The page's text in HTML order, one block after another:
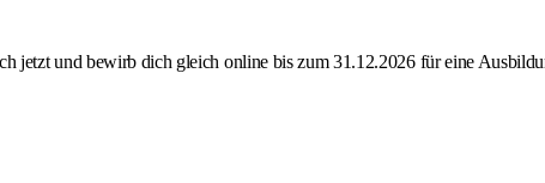
jetzt und bewirb dich gleich online bis zum 31.12.2026 für eine